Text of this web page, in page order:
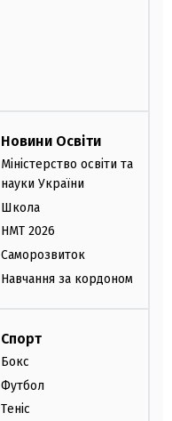
Новини Освіти
Міністерство освіти та
науки України
Школа
НМТ 2026
Саморозвиток
Навчання за кордоном
Спорт
Бокс
Футбол
Теніс